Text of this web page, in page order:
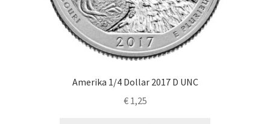
Amerika 1/4 Dollar 2017 D UNC
€1,25